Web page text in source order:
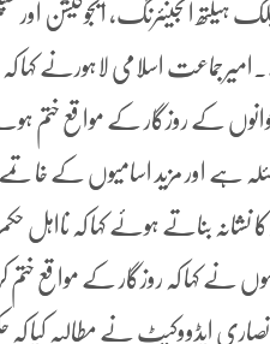
ہیلتھ انجینئرنگ، ایجوکیشن اور
کے روزگار کے مواقع ختم ہوئے
ہے اور مزید اسامیوں کے
کا نشانہ بناتے ہوئے کہا کہ
نے کہا کہ روزگار کے مواقع ختم
ایڈووکیٹ نے مطالبہ کیا کہ